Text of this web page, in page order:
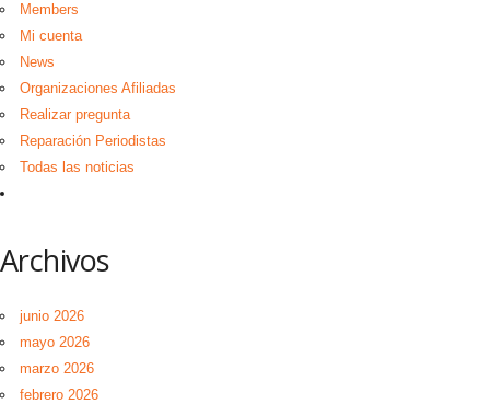
Members
Mi cuenta
News
Organizaciones Afiliadas
Realizar pregunta
Reparación Periodistas
Todas las noticias
Archivos
junio 2026
mayo 2026
marzo 2026
febrero 2026